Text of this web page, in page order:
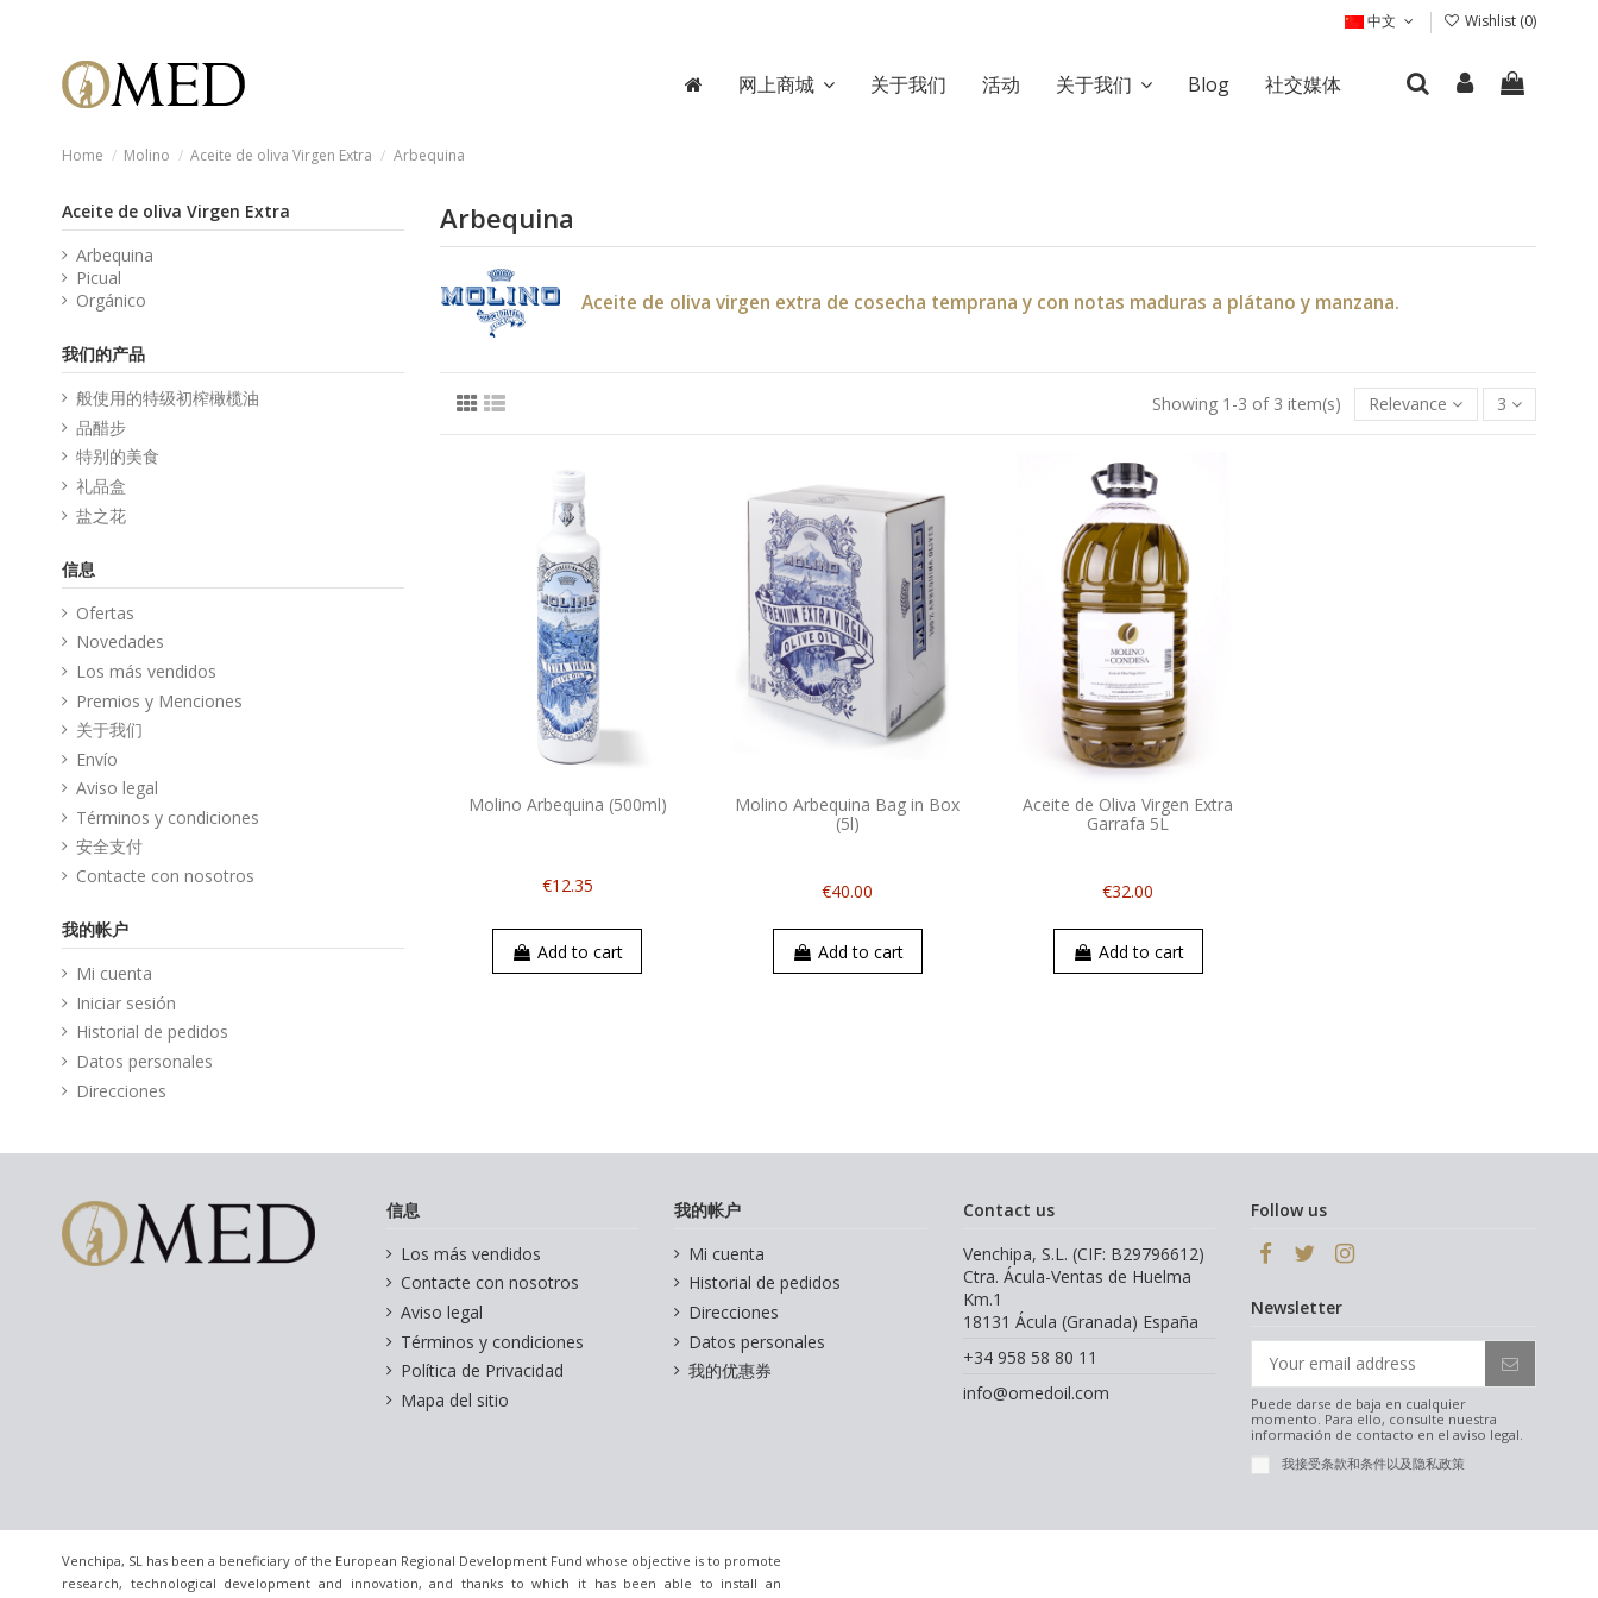
中文 Wishlist (0)
网上商城 关于我们 活动 关于我们 Blog 社交媒体
Home Molino Aceite de oliva Virgen Extra Arbequina
Arbequina
Aceite de oliva virgen extra de cosecha temprana y con notas maduras a plátano y manzana.
Showing 1-3 of 3 item(s) Relevance 3
Molino Arbequina (500ml)
€12.35
Add to cart
Molino Arbequina Bag in Box
(5l)
€40.00
Add to cart
Aceite de Oliva Virgen Extra
Garrafa 5L
€32.00
Add to cart
Aceite de oliva Virgen Extra
Arbequina
Picual
Orgánico
我们的产品
般使用的特级初榨橄榄油
品醋步
特别的美食
礼品盒
盐之花
信息
Ofertas
Novedades
Los más vendidos
Premios y Menciones
关于我们
Envío
Aviso legal
Términos y condiciones
安全支付
Contacte con nosotros
我的帐户
Mi cuenta
Iniciar sesión
Historial de pedidos
Datos personales
Direcciones
信息
Los más vendidos
Contacte con nosotros
Aviso legal
Términos y condiciones
Política de Privacidad
Mapa del sitio
我的帐户
Mi cuenta
Historial de pedidos
Direcciones
Datos personales
我的优惠券
Contact us
Venchipa, S.L. (CIF: B29796612)
Ctra. Ácula-Ventas de Huelma
Km.1
18131 Ácula (Granada) España
+34 958 58 80 11
info@omedoil.com
Follow us
Newsletter
Puede darse de baja en cualquier
momento. Para ello, consulte nuestra
información de contacto en el aviso legal.
我接受条款和条件以及隐私政策
Venchipa, SL has been a beneficiary of the European Regional Development Fund whose objective is to promote
research, technological development and innovation, and thanks to which it has been able to install an